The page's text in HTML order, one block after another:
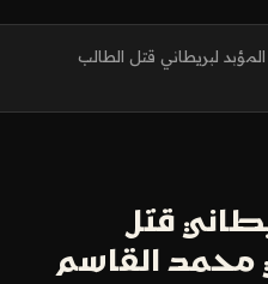
لبريطاني قتل الطالب
قتل
محمد القاسم